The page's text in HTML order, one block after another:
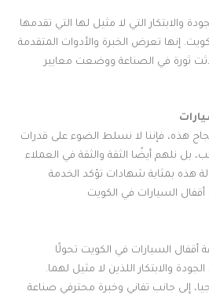
والابتكار التي لا مثيل لها التي تقدمها
إنها تعرض الخبرة والأدوات المتقدمة
ثورة في الصناعة ووضعت معايير
هذه، فإننا لا نسلط الضوء على قدرات
نلهم أيضًا الثقة والثقة في العملاء
هذه بمثابة شهادات تؤكد الخدمة
أقفال السيارات في الكويت
السيارات في الكويت تحولًا
والابتكار اللذين لا مثيل لهما.
إلى جانب تفاني وخبرة محترفي صناعة